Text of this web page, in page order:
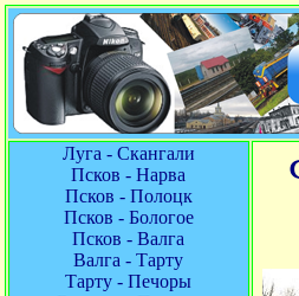
Луга - Скангали
Псков - Нарва
Псков - Полоцк
Псков - Бологое
Псков - Валга
Валга - Тарту
Тарту - Печоры